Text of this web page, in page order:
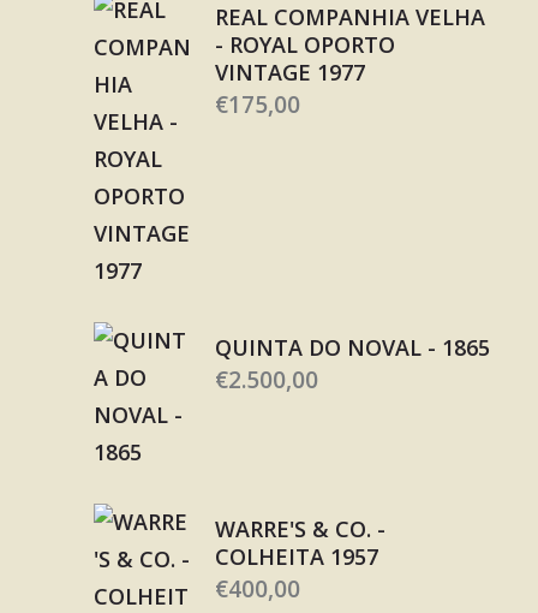
REAL COMPANHIA VELHA
- ROYAL OPORTO
VINTAGE 1977
€175,00
QUINTA DO NOVAL - 1865
€2.500,00
WARRE'S & CO. -
COLHEITA 1957
€400,00